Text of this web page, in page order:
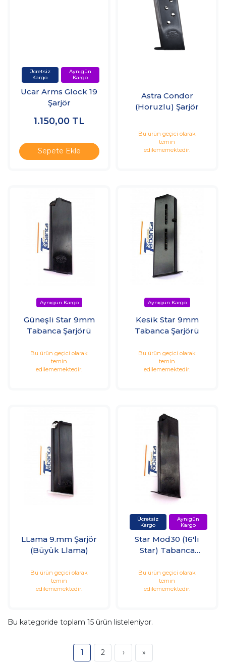
Ucar Arms Glock 19
Şarjör
1.150,00 TL
Sepete Ekle
Astra Condor
(Horuzlu) Şarjör
Bu ürün geçici olarak
temin
edilememektedir.
Güneşli Star 9mm
Tabanca Şarjörü
Bu ürün geçici olarak
temin
edilememektedir.
Kesik Star 9mm
Tabanca Şarjörü
Bu ürün geçici olarak
temin
edilememektedir.
LLama 9.mm Şarjör
(Büyük Llama)
Bu ürün geçici olarak
temin
edilememektedir.
Star Mod30 (16'lı
Star) Tabanca
Bu ürün geçici olarak
temin
edilememektedir.
Bu kategoride toplam 15 ürün listeleniyor.
1 2 › »